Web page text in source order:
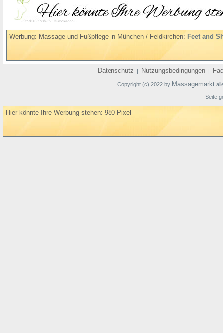
Werbung: Massage und Fußpflege in München / Feldkirchen: Feet and
Datenschutz | Nutzungsbedingungen | Faq
Copyright (c) 2022 by Massagemarkt
Seite
Hier könnte Ihre Werbung stehen: 980 Pixel